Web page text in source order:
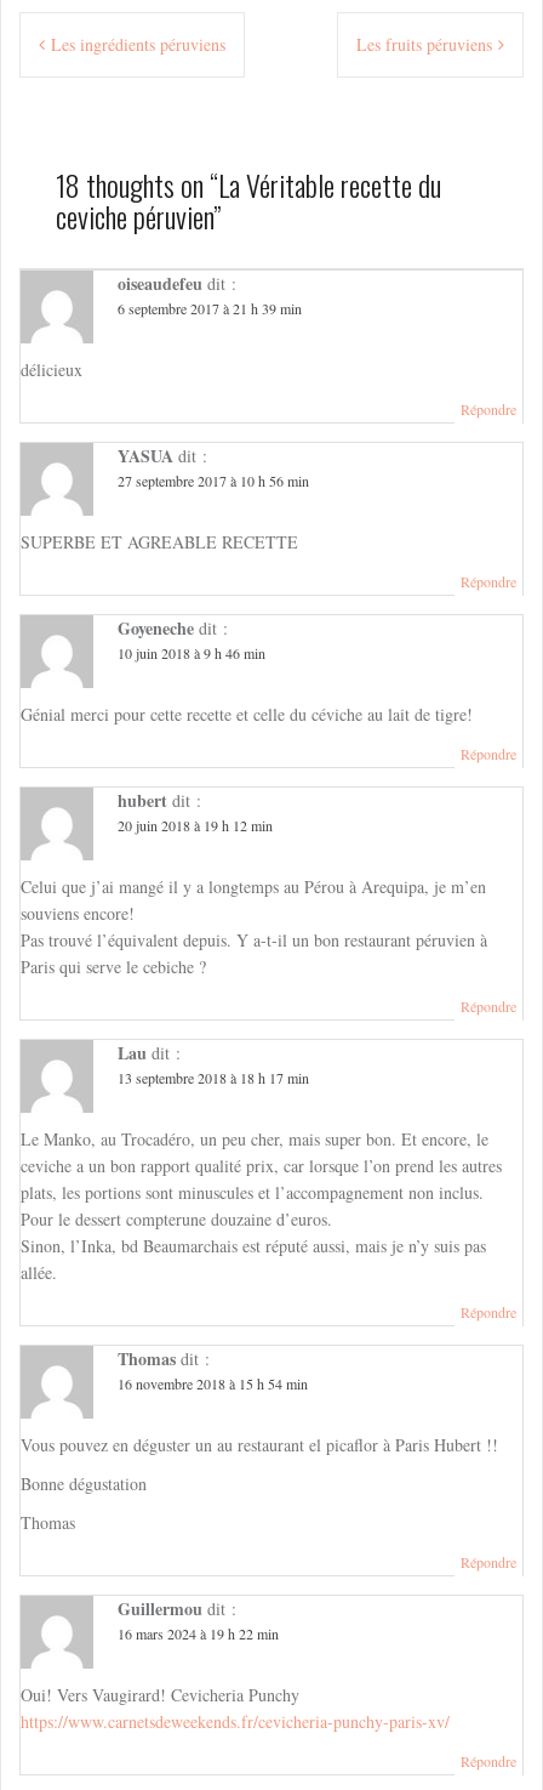
Navigation
Les ingrédients péruviens Les fruits péruviens
18 thoughts on “La Véritable recette du
ceviche péruvien”
oiseaudefeu dit :
6 septembre 2017 à 21 h 39 min
délicieux
Répondre
YASUA dit :
27 septembre 2017 à 10 h 56 min
SUPERBE ET AGREABLE RECETTE
Répondre
Goyeneche dit :
10 juin 2018 à 9 h 46 min
Génial merci pour cette recette et celle du céviche au lait de tigre!
Répondre
hubert dit :
20 juin 2018 à 19 h 12 min
Celui que j’ai mangé il y a longtemps au Pérou à Arequipa, je m’en
souviens encore!
Pas trouvé l’équivalent depuis. Y a-t-il un bon restaurant péruvien à
Paris qui serve le cebiche ?
Répondre
Lau dit :
13 septembre 2018 à 18 h 17 min
Le Manko, au Trocadéro, un peu cher, mais super bon. Et encore, le
ceviche a un bon rapport qualité prix, car lorsque l’on prend les autres
plats, les portions sont minuscules et l’accompagnement non inclus.
Pour le dessert compterune douzaine d’euros.
Sinon, l’Inka, bd Beaumarchais est réputé aussi, mais je n’y suis pas
allée.
Répondre
Thomas dit :
16 novembre 2018 à 15 h 54 min
Vous pouvez en déguster un au restaurant el picaflor à Paris Hubert !!
Bonne dégustation
Thomas
Répondre
Guillermou dit :
16 mars 2024 à 19 h 22 min
Oui! Vers Vaugirard! Cevicheria Punchy
https://www.carnetsdeweekends.fr/cevicheria-punchy-paris-xv/
Répondre